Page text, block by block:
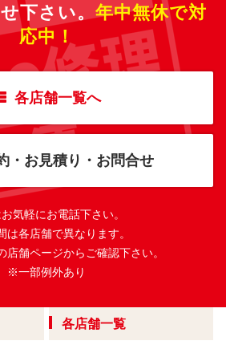
下さい。年中無休で対
応中！
各店舗一覧へ
・お見積り・お問合せ
気軽にお電話下さい。
は各店舗で異なります。
店舗ページからご確認下さい。
※一部例外あり
各店舗一覧